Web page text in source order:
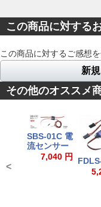
この商品に対する
この商品に対するご感想
新
その他のオススメ
SBS-01C 電
流センサー
7,040 円
<